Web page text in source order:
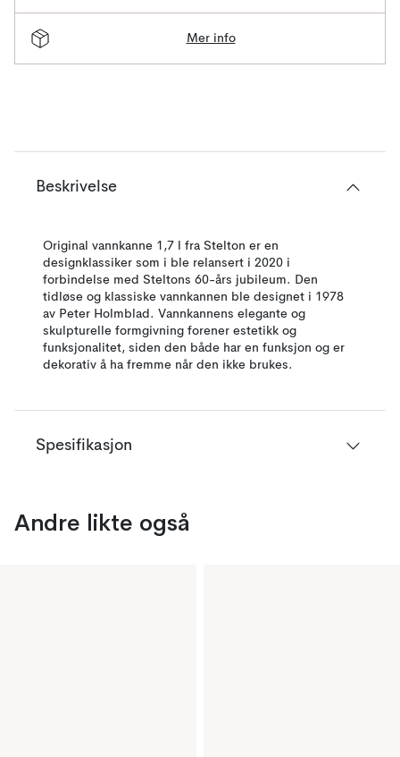
Mer info
Beskrivelse
Original vannkanne 1,7 l fra Stelton er en
designklassiker som i ble relansert i 2020 i
forbindelse med Steltons 60-års jubileum. Den
tidløse og klassiske vannkannen ble designet i 1978
av Peter Holmblad. Vannkannens elegante og
skulpturelle formgivning forener estetikk og
funksjonalitet, siden den både har en funksjon og er
dekorativ å ha fremme når den ikke brukes.
Spesifikasjon
Andre likte også